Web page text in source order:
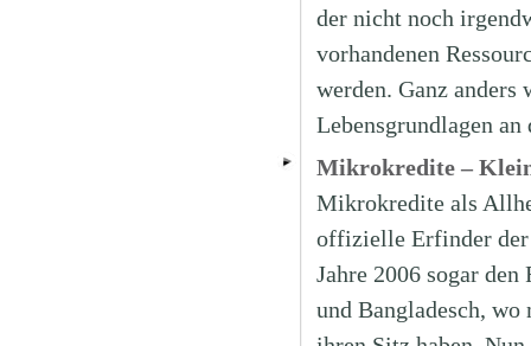
der nicht noch
vorhandenen
werden. Ganz
Lebensgrundlagen
Mikrokredite –
Mikrokredite als
offizielle Erfinder der
Jahre 2006 sogar
und Bangladesch,